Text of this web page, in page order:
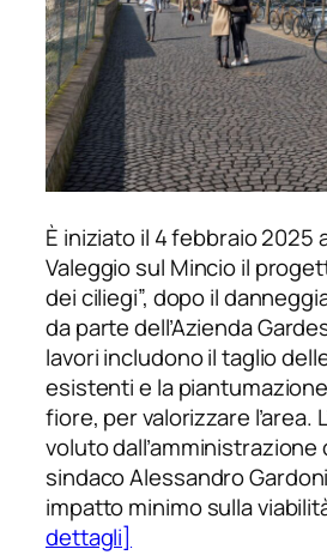
È iniziato il 4 febbraio 2025
Valeggio sul Mincio il
dei ciliegi”, dopo il
da parte dell’Azienda
lavori includono il taglio
esistenti e la
fiore, per valorizzare l’area.
voluto dall’amministrazione
sindaco Alessandro
impatto minimo sulla
dettagli]